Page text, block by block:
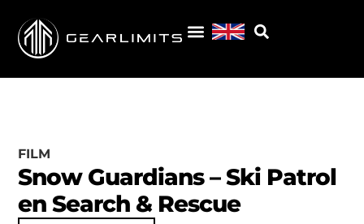
FILM
Snow Guardians – Ski Patrol
en Search & Rescue